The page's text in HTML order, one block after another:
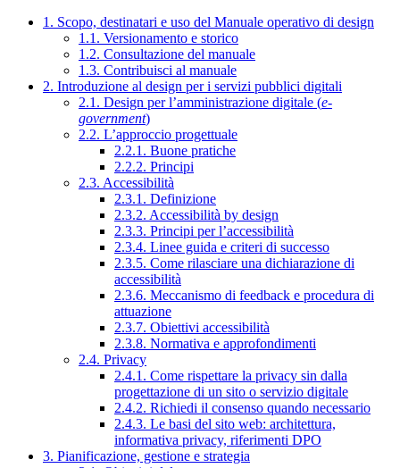
1. Scopo, destinatari e uso del Manuale operativo di design
1.1. Versionamento e storico
1.2. Consultazione del manuale
1.3. Contribuisci al manuale
2. Introduzione al design per i servizi pubblici digitali
2.1. Design per l’amministrazione digitale (e-
government)
2.2. L’approccio progettuale
2.2.1. Buone pratiche
2.2.2. Principi
2.3. Accessibilità
2.3.1. Definizione
2.3.2. Accessibilità by design
2.3.3. Principi per l’accessibilità
2.3.4. Linee guida e criteri di successo
2.3.5. Come rilasciare una dichiarazione di
accessibilità
2.3.6. Meccanismo di feedback e procedura di
attuazione
2.3.7. Obiettivi accessibilità
2.3.8. Normativa e approfondimenti
2.4. Privacy
2.4.1. Come rispettare la privacy sin dalla
progettazione di un sito o servizio digitale
2.4.2. Richiedi il consenso quando necessario
2.4.3. Le basi del sito web: architettura,
informativa privacy, riferimenti DPO
3. Pianificazione, gestione e strategia